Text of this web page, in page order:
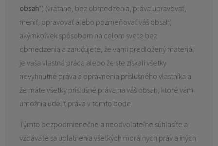
obsah“) (vrátane, bez obmedzenia, práva upravovať,
meniť, opravovať alebo pozmeňovať váš obsah)
akýmkoľvek spôsobom na celom svete bez
obmedzenia a zaručujete, že vami predložený materiál
je vaša vlastná práca alebo že ste získali všetky
nevyhnutné práva a oprávnenia príslušného vlastníka a
že máte všetky príslušné práva na váš obsah, ktoré vám
umožnia udeliť práva v tomto bode.
Týmto bezpodmienečne a neodvolateľne súhlasíte a
vzdávate sa uplatnenia všetkých morálnych práv a iných